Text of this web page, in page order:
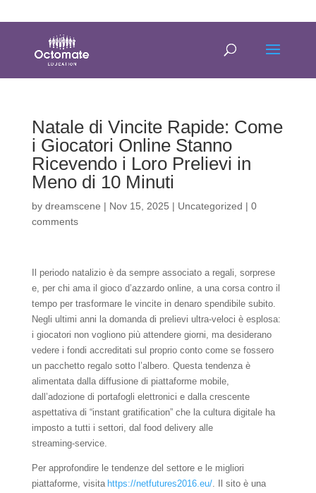
Natale di Vincite Rapide: Come
i Giocatori Online Stanno
Ricevendo i Loro Prelievi in
Meno di 10 Minuti
by dreamscene | Nov 15, 2025 | Uncategorized | 0
comments
Il periodo natalizio è da sempre associato a regali, sorprese
e, per chi ama il gioco d’azzardo online, a una corsa contro il
tempo per trasformare le vincite in denaro spendibile subito.
Negli ultimi anni la domanda di prelievi ultra‑veloci è esplosa:
i giocatori non vogliono più attendere giorni, ma desiderano
vedere i fondi accreditati sul proprio conto come se fossero
un pacchetto regalo sotto l’albero. Questa tendenza è
alimentata dalla diffusione di piattaforme mobile,
dall’adozione di portafogli elettronici e dalla crescente
aspettativa di “instant gratification” che la cultura digitale ha
imposto a tutti i settori, dal food delivery alle
streaming‑service.
Per approfondire le tendenze del settore e le migliori
piattaforme, visita https://netfutures2016.eu/. Il sito è una